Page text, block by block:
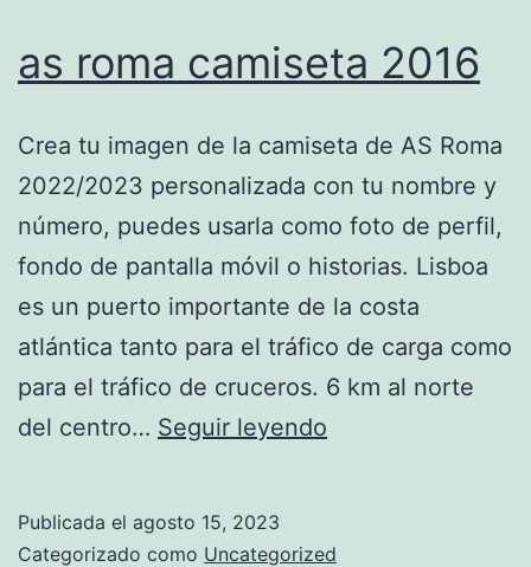
as roma camiseta 2016
Crea tu imagen de la camiseta de AS Roma
2022/2023 personalizada con tu nombre y
número, puedes usarla como foto de perfil,
fondo de pantalla móvil o historias. Lisboa
es un puerto importante de la costa
atlántica tanto para el tráfico de carga como
para el tráfico de cruceros. 6 km al norte
del centro… Seguir leyendo
2016
Publicada el agosto 15, 2023
Categorizado como Uncategorized